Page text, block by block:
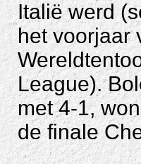
Italië werd
het voorjaar
League).
met 4-1,
de finale